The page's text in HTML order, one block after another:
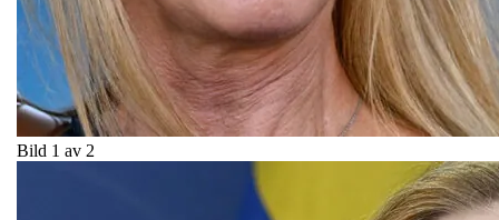
Bild 1 av 2